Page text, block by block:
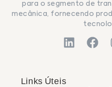
para o segmento de
mecânica, fornecendo
Links Úteis